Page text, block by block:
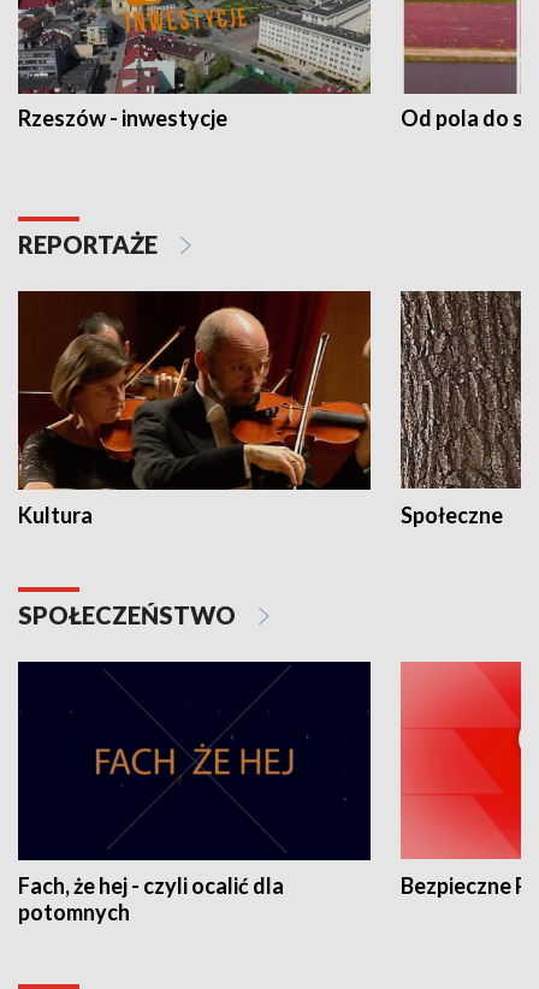
Rzeszów - inwestycje Od pola do
REPORTAŻE
Kultura Społeczne
SPOŁECZEŃSTWO
Fach, że hej - czyli ocalić dla
potomnych
Bezpieczne